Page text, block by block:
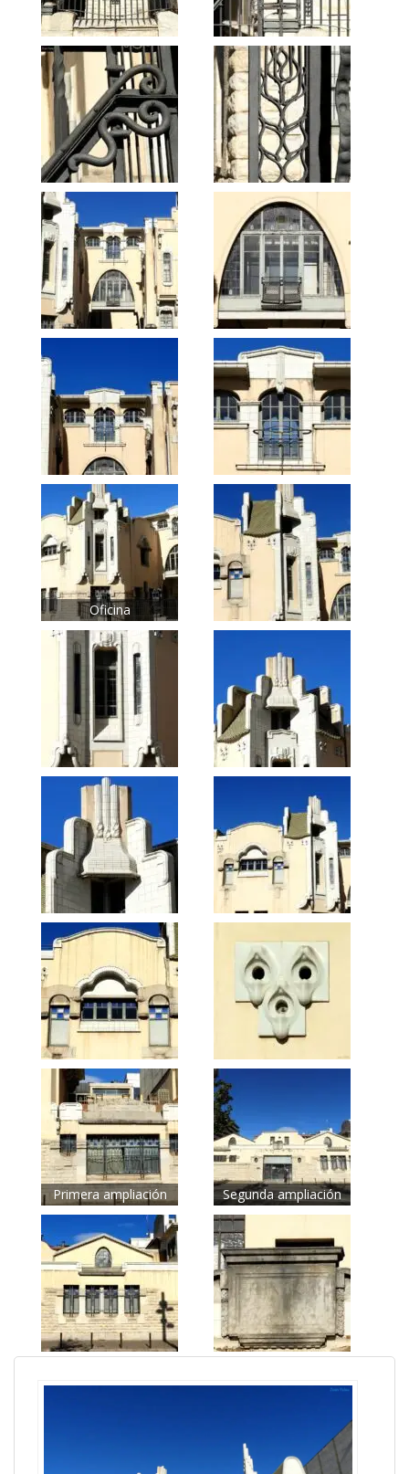
Oficina
Primera ampliación Segunda ampliación